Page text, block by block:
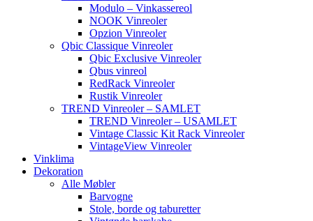
Modulo – Vinkassereol
NOOK Vinreoler
Opzion Vinreoler
Qbic Classique Vinreoler
Qbic Exclusive Vinreoler
Qbus vinreol
RedRack Vinreoler
Rustik Vinreoler
TREND Vinreoler – SAMLET
TREND Vinreoler – USAMLET
Vintage Classic Kit Rack Vinreoler
VintageView Vinreoler
Vinklima
Dekoration
Alle Møbler
Barvogne
Stole, borde og taburetter